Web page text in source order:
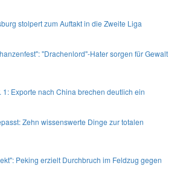
stolpert zum Auftakt in die Zweite Liga
"Drachenlord"-Hater sorgen für Gewalt
Exporte nach China brechen deutlich ein
Zehn wissenswerte Dinge zur totalen
Peking erzielt Durchbruch im Feldzug gegen